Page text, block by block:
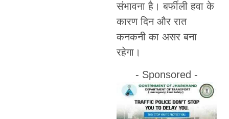
संभावना है। बर्फीली हवा के
कारण दिन और रात
कनकनी का असर बना
रहेगा।
- Sponsored -